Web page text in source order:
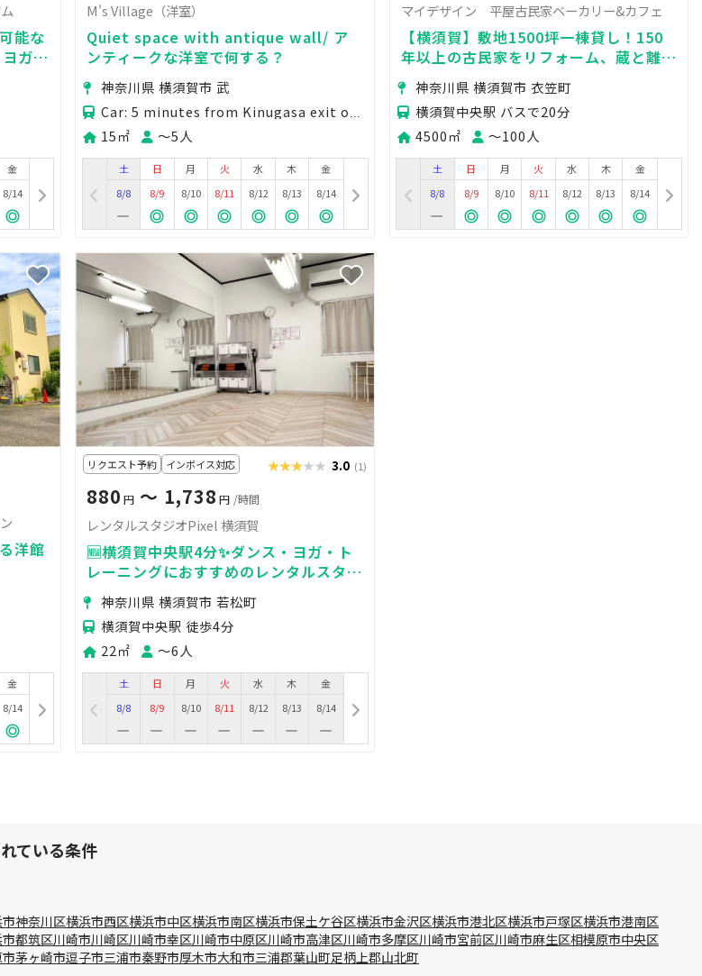
能な
ガに
金
8/14
M's Village（洋室）
Quiet space with antique wall/ ア
ンティークな洋室で何する？
神奈川県 横須賀市 武
15㎡ 〜5人
土
8/8
日
8/9
月
8/10
火
8/11
水
8/12
木
8/13
金
8/14
マイデザイン 平屋古民家ベーカリー&カフェ
【横須賀】敷地1500坪一棟貸し！150
年以上の古民家をリフォーム、蔵と離れ
を併設
神奈川県 横須賀市 衣笠町
横須賀中央駅 バスで20分
4500㎡
〜100人
土
8/8
日
8/9
月
8/10
火
8/11
水
8/12
木
8/13
金
8/14
洋館
金
8/14
リクエスト予約 インボイス対応 ★★★★★
★★★★★3.0 (1)
880 円 〜 1,738 円 /時間
レンタルスタジオPixel 横須賀
🆕横須賀中央駅4分✨ダンス・ヨガ・ト
レーニングにおすすめのレンタルスタジ
オ🪩神奈川県 横須賀市 若松町
横須賀中央駅 徒歩4分
22㎡
〜6人
土
8/8
日
8/9
月
8/10
火
8/11
水
8/12
木
8/13
金
8/14
ている条件
神奈川区横浜市西区横浜市中区横浜市南区横浜市保土ケ谷区横浜市金沢区横浜市港北区横浜市戸塚区横浜市港南区
都筑区川崎市川崎区川崎市幸区川崎市中原区川崎市高津区川崎市多摩区川崎市宮前区川崎市麻生区相模原市中央区
茅ヶ崎市逗子市三浦市秦野市厚木市大和市三浦郡葉山町足柄上郡山北町